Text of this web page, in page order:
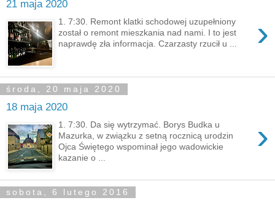
21 maja 2020
›
1. 7:30. Remont klatki schodowej uzupełniony
został o remont mieszkania nad nami. I to jest
naprawdę zła informacja. Czarzasty rzucił u ...
środa, 20 maja 2020
18 maja 2020
›
1. 7:30. Da się wytrzymać. Borys Budka u
Mazurka, w związku z setną rocznicą urodzin
Ojca Świętego wspominał jego wadowickie
kazanie o ...
sobota, 6 lutego 2016